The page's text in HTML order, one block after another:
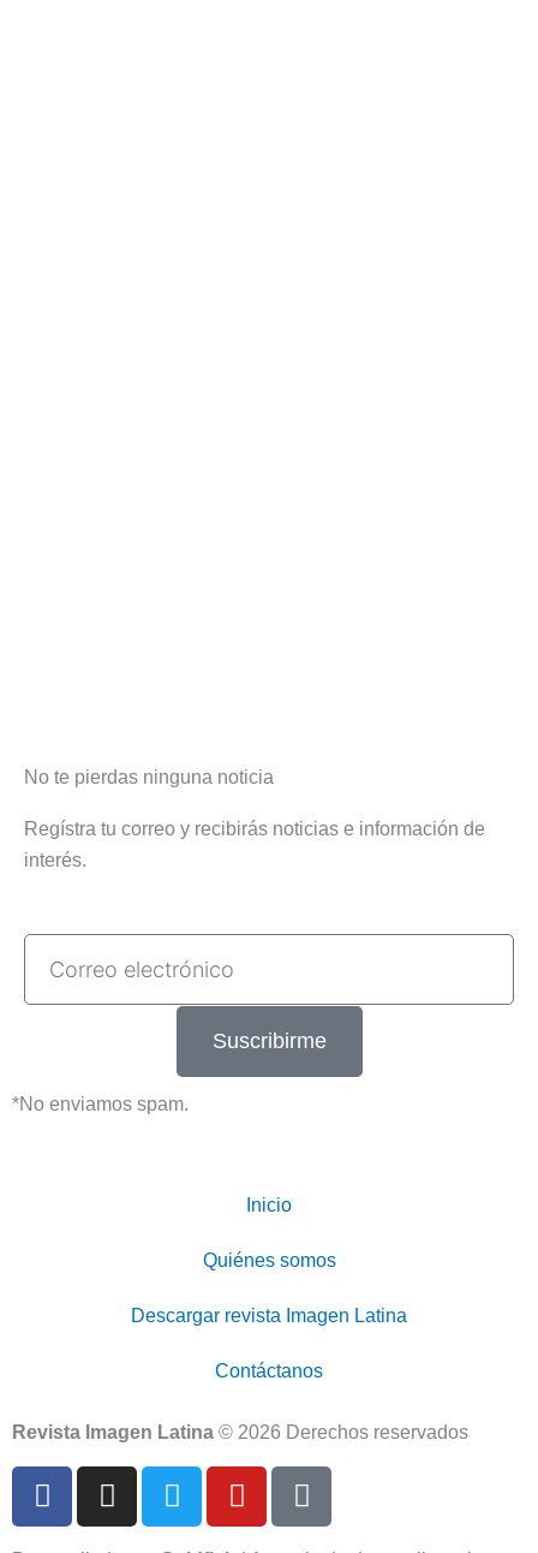
No te pierdas ninguna noticia
Regístra tu correo y recibirás noticias e información de
interés.
electrónico
Suscribirme
*No enviamos spam.
Inicio
Quiénes somos
Descargar revista Imagen Latina
Contáctanos
Revista Imagen Latina © 2026 Derechos reservados
F
a
I
n
T
w
Y
o
T
i